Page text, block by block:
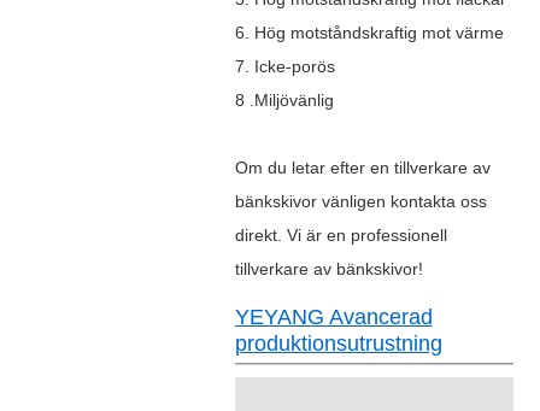
6. Hög motståndskraftig mot värme
7. Icke-porös
8 .Miljövänlig
Om du letar efter en tillverkare av
bänkskivor vänligen kontakta oss
direkt. Vi är en professionell
tillverkare av bänkskivor!
YEYANG Avancerad
produktionsutrustning